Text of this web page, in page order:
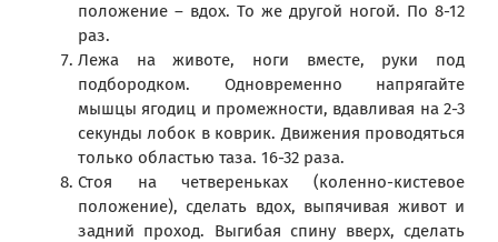
положение – вдох. То же другой ногой. По 8-12
раз.
Лежа на животе, ноги вместе, руки под
подбородком. Одновременно напрягайте
мышцы ягодиц и промежности, вдавливая на 2-3
секунды лобок в коврик. Движения проводяться
только областью таза. 16-32 раза.
Стоя на четвереньках (коленно-кистевое
положение), сделать вдох, выпячивая живот и
задний проход. Выгибая спину вверх, сделать